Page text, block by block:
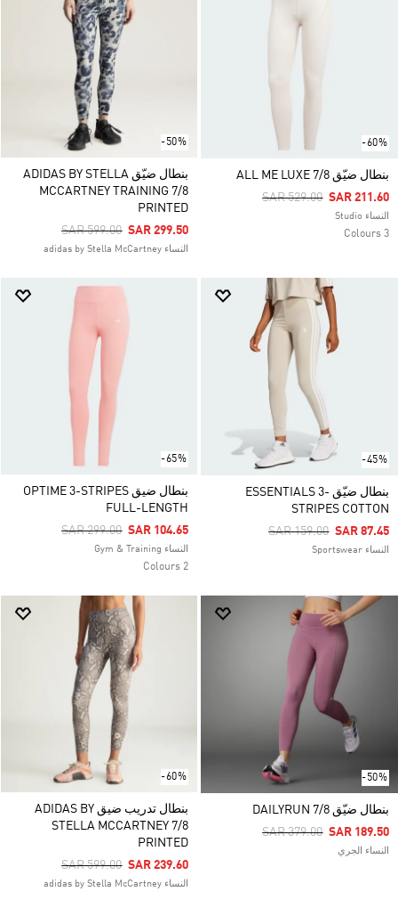
-60%
بنطال ضيّق ALL ME LUXE 7/8
Price Reduced From
SAR 529.00ToSAR 211.60
النساء Studio
3 Colours
-50%
بنطال ضيّق ADIDAS BY STELLA
MCCARTNEY TRAINING 7/8
PRINTED
Price Reduced From
SAR 599.00ToSAR 299.50
النساء adidas by Stella McCartney
-45%
بنطال ضيّق ESSENTIALS 3-
STRIPES COTTON
Price Reduced From
SAR 159.00ToSAR 87.45
النساء Sportswear
-65%
بنطال ضيق OPTIME 3-STRIPES
FULL-LENGTH
Price Reduced From
SAR 299.00ToSAR 104.65
النساء Gym & Training
2 Colours
-50%
بنطال ضيّق DAILYRUN 7/8
Price Reduced From
SAR 379.00ToSAR 189.50
النساء الجري
-60%
بنطال تدريب ضيق ADIDAS BY
STELLA MCCARTNEY 7/8
PRINTED
Price Reduced From
SAR 599.00ToSAR 239.60
النساء adidas by Stella McCartney